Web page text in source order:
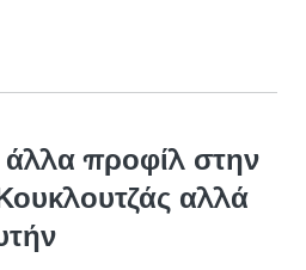
άλλα προφίλ στην
αλλά